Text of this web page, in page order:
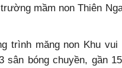
mầm non Thiên
trình măng non Khu
bóng chuyền, gần